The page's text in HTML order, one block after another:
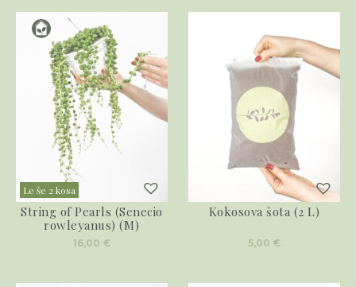
Le še 2 kosa
String of Pearls (Senecio
rowleyanus) (M)
16,00 €
Kokosova šota (2 L)
5,00 €